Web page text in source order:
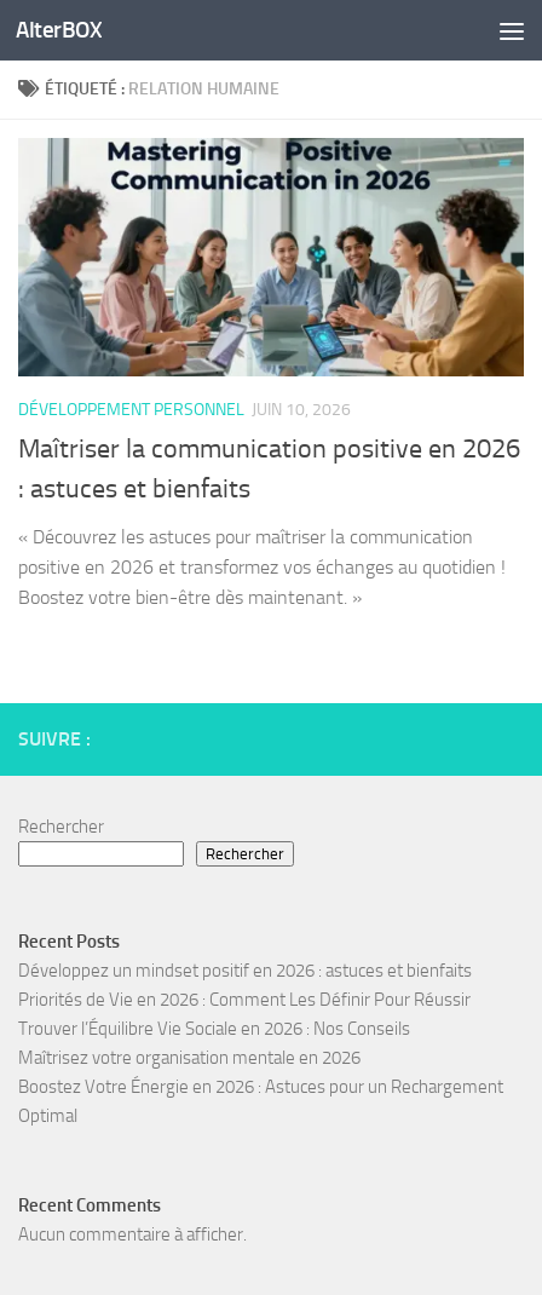
Skip to content
AlterBOX
ÉTIQUETÉ : RELATION HUMAINE
DÉVELOPPEMENT PERSONNEL JUIN 10, 2026
Maîtriser la communication positive en 2026
: astuces et bienfaits
« Découvrez les astuces pour maîtriser la communication
positive en 2026 et transformez vos échanges au quotidien !
Boostez votre bien-être dès maintenant. »
SUIVRE :
Rechercher
Rechercher
Recent Posts
Développez un mindset positif en 2026 : astuces et bienfaits
Priorités de Vie en 2026 : Comment Les Définir Pour Réussir
Trouver l’Équilibre Vie Sociale en 2026 : Nos Conseils
Maîtrisez votre organisation mentale en 2026
Boostez Votre Énergie en 2026 : Astuces pour un Rechargement
Optimal
Recent Comments
Aucun commentaire à afficher.